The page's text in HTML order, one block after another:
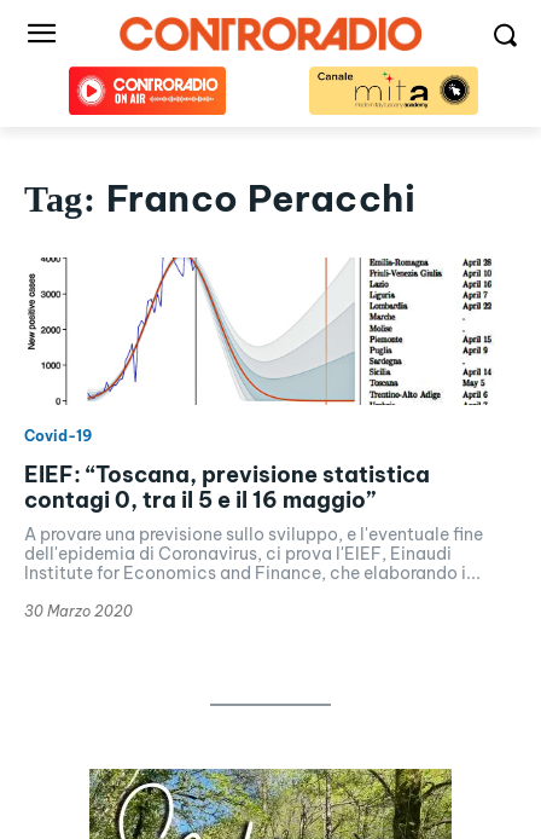
Tag: Franco Peracchi
Covid-19
EIEF: “Toscana, previsione statistica
contagi 0, tra il 5 e il 16 maggio”
A provare una previsione sullo sviluppo, e l'eventuale fine
dell'epidemia di Coronavirus, ci prova l'EIEF, Einaudi
Institute for Economics and Finance, che elaborando i...
30 Marzo 2020